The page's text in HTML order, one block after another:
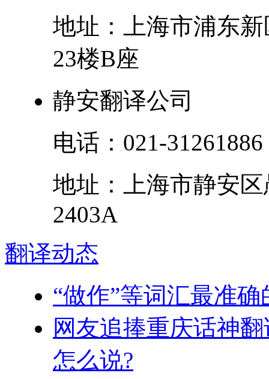
地址：
上海市浦东新
23楼B座
静安翻译公司
电话： 021-31261886
地址：
上海市静安区
2403A
翻译动态
“做作”等词汇最准
网友追捧重庆话神
怎么说?